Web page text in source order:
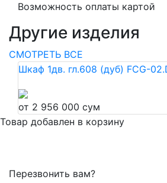
Возможность оплаты картой
Другие изделия
СМОТРЕТЬ ВСЕ
Шкаф 1дв. гл.608 (дуб) FCG-
от 2 956 000 сум
Товар добавлен в корзину
Перезвонить вам?